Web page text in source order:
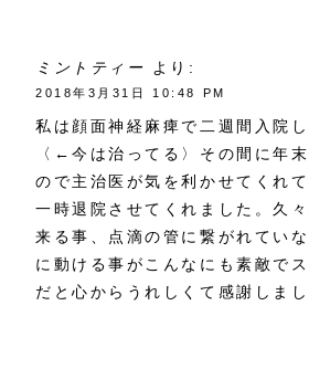
ミントティー より:
2018年3月31日 10:48 PM
私は顔面神経麻痺で二週間入院
〈←今は治ってる〉その間に年
ので主治医が気を利かせてくれ
一時退院させてくれました。久
来る事、点滴の管に繋がれてい
に動ける事がこんなにも素敵で
だと心からうれしくて感謝しまし